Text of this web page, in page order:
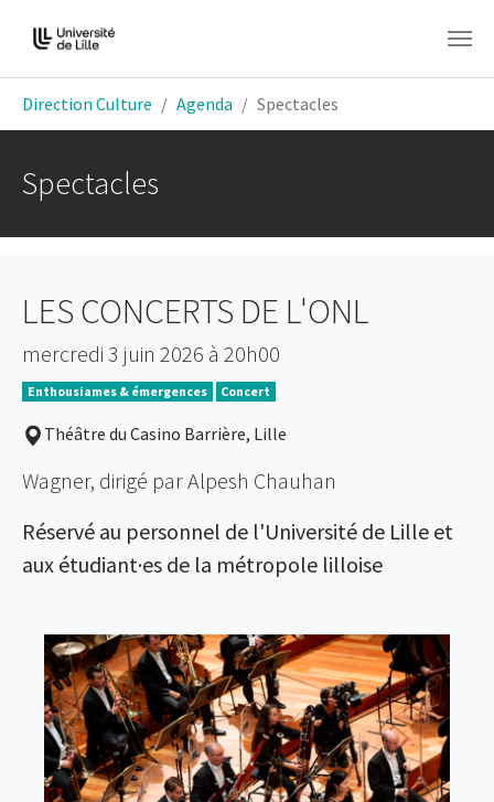
Direction Culture Agenda Spectacles
Spectacles
LES CONCERTS DE L'ONL
mercredi 3 juin 2026 à 20h00
Enthousiames & émergences Concert
Théâtre du Casino Barrière, Lille
Wagner, dirigé par Alpesh Chauhan
Réservé au personnel de l'Université de Lille et
aux étudiant·es de la métropole lilloise